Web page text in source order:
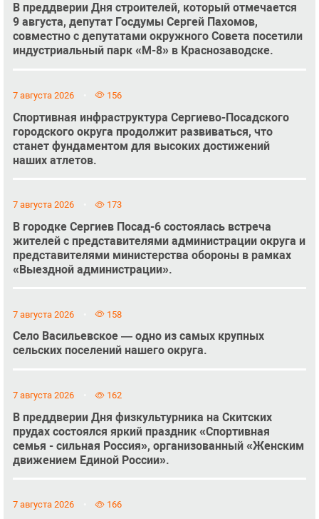
В преддверии Дня строителей, который отмечается
9 августа, депутат Госдумы Сергей Пахомов,
совместно с депутатами окружного Совета посетили
индустриальный парк «М-8» в Краснозаводске.
7 августа 2026 156
Спортивная инфраструктура Сергиево-Посадского
городского округа продолжит развиваться, что
станет фундаментом для высоких достижений
наших атлетов.
7 августа 2026 173
В городке Сергиев Посад-6 состоялась встреча
жителей с представителями администрации округа и
представителями министерства обороны в рамках
«Выездной администрации».
7 августа 2026 158
Село Васильевское — одно из самых крупных
сельских поселений нашего округа.
7 августа 2026 162
В преддверии Дня физкультурника на Скитских
прудах состоялся яркий праздник «Спортивная
семья - сильная Россия», организованный «Женским
движением Единой России».
7 августа 2026 166